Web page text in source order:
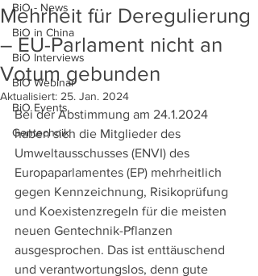
BiO - News
BiO in China
BiO Interviews
BiO Webinar
BiO Events
Gentechnik
Mehrheit für Deregulierung
– EU-Parlament nicht an
Votum gebunden
Aktualisiert: 25. Jan. 2024
Bei der Abstimmung am 24.1.2024
haben sich die Mitglieder des
Umweltausschusses (ENVI) des
Europaparlamentes (EP) mehrheitlich
gegen Kennzeichnung, Risikoprüfung
und Koexistenzregeln für die meisten
neuen Gentechnik-Pflanzen
ausgesprochen. Das ist enttäuschend
und verantwortungslos, denn gute